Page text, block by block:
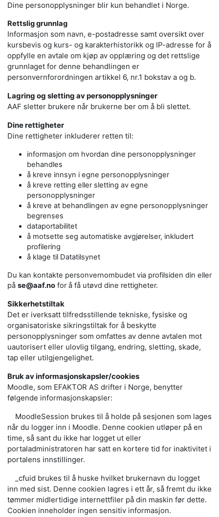
Dine personopplysninger blir kun behandlet i Norge.
Rettslig grunnlag
Informasjon som navn, e-postadresse samt oversikt over
kursbevis og kurs- og karakterhistorikk og IP-adresse for å
oppfylle en avtale om kjøp av opplæring og det rettslige
grunnlaget for denne behandlingen er
personvernforordningen artikkel 6, nr.1 bokstav a og b.
Lagring og sletting av personopplysninger
AAF sletter brukere når brukerne ber om å bli slettet.
Dine rettigheter
Dine rettigheter inkluderer retten til:
informasjon om hvordan dine personopplysninger
behandles
å kreve innsyn i egne personopplysninger
å kreve retting eller sletting av egne
personopplysninger
å kreve at behandlingen av egne personopplysninger
begrenses
dataportabilitet
å motsette seg automatiske avgjørelser, inkludert
profilering
å klage til Datatilsynet
Du kan kontakte personvernombudet via profilsiden din eller
på se@aaf.no for å få utøvd dine rettigheter.
Sikkerhetstiltak
Det er iverksatt tilfredsstillende tekniske, fysiske og
organisatoriske sikringstiltak for å beskytte
personopplysninger som omfattes av denne avtalen mot
uautorisert eller ulovlig tilgang, endring, sletting, skade,
tap eller utilgjengelighet.
Bruk av informasjonskapsler/cookies
Moodle, som EFAKTOR AS drifter i Norge, benytter
følgende informasjonskapsler:
MoodleSession brukes til å holde på sesjonen som lages
når du logger inn i Moodle. Denne cookien utløper på en
time, så sant du ikke har logget ut eller
portaladministratoren har satt en kortere tid for inaktivitet i
portalens innstillinger.
_cfuid brukes til å huske hvilket brukernavn du logget
inn med sist. Denne cookien lagres i ett år, så fremt du ikke
tømmer midlertidige internettfiler på din maskin før dette.
Cookien inneholder ingen sensitiv informasjon.